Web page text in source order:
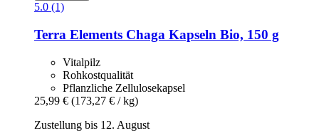
5.0 (1)
Terra Elements Chaga Kapseln Bio, 150 g
Vitalpilz
Rohkostqualität
Pflanzliche Zellulosekapsel
25,99 € (173,27 € / kg)
Zustellung bis 12. August